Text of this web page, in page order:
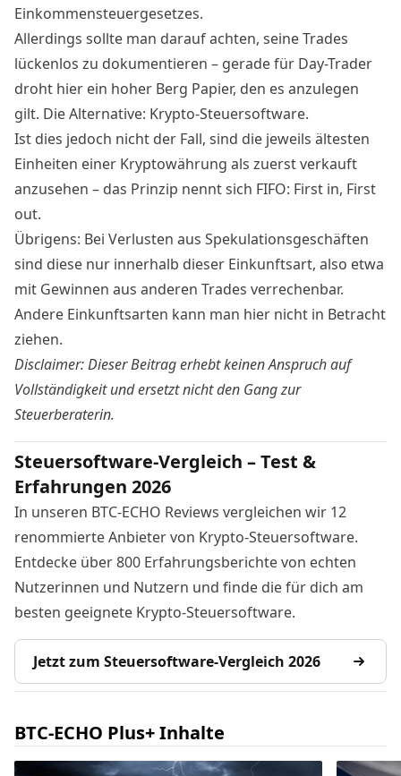
Einkommensteuergesetzes.
Allerdings sollte man darauf achten, seine Trades
lückenlos zu dokumentieren – gerade für Day-Trader
droht hier ein hoher Berg Papier, den es anzulegen
gilt. Die Alternative: Krypto-Steuersoftware.
Ist dies jedoch nicht der Fall, sind die jeweils ältesten
Einheiten einer Kryptowährung als zuerst verkauft
anzusehen – das Prinzip nennt sich FIFO: First in, First
out.
Übrigens: Bei Verlusten aus Spekulationsgeschäften
sind diese nur innerhalb dieser Einkunftsart, also etwa
mit Gewinnen aus anderen Trades verrechenbar.
Andere Einkunftsarten kann man hier nicht in Betracht
ziehen.
Disclaimer: Dieser Beitrag erhebt keinen Anspruch auf
Vollständigkeit und ersetzt nicht den Gang zur
Steuerberaterin.
Steuersoftware-Vergleich – Test &
Erfahrungen 2026
In unseren BTC-ECHO Reviews vergleichen wir 12
renommierte Anbieter von Krypto-Steuersoftware.
Entdecke über 800 Erfahrungsberichte von echten
Nutzerinnen und Nutzern und finde die für dich am
besten geeignete Krypto-Steuersoftware.
Jetzt zum Steuersoftware-Vergleich 2026
BTC-ECHO Plus+ Inhalte